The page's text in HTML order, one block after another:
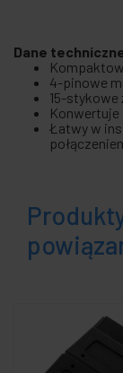
Dane
4-pinowe
15-stykowe
Konwertuje
Łatwy w